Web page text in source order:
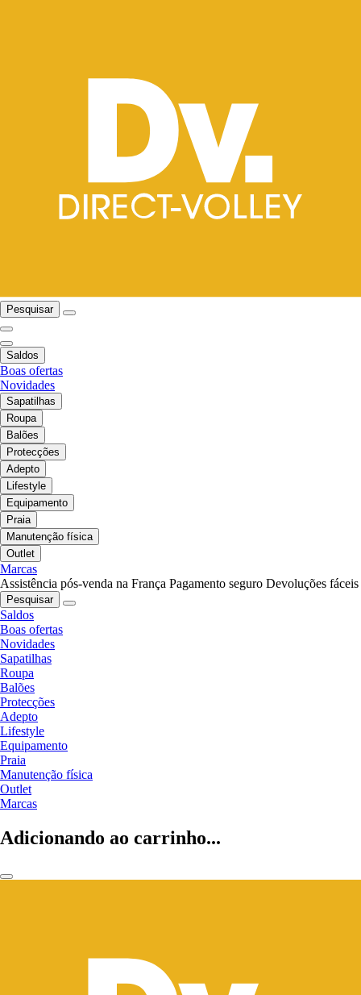
Pesquisar
Saldos
Boas ofertas
Novidades
Sapatilhas
Roupa
Balões
Protecções
Adepto
Lifestyle
Equipamento
Praia
Manutenção física
Outlet
Marcas
Assistência pós-venda na França Pagamento seguro Devoluções fáceis
Pesquisar
Saldos
Boas ofertas
Novidades
Sapatilhas
Roupa
Balões
Protecções
Adepto
Lifestyle
Equipamento
Praia
Manutenção física
Outlet
Marcas
Adicionando ao carrinho...